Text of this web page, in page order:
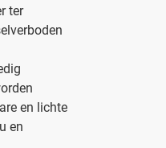
ter
en lichte
en